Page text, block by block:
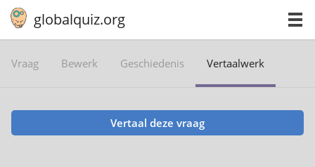
globalquiz.org
Vraag Bewerk Geschiedenis Vertaalwerk
Vertaal deze vraag